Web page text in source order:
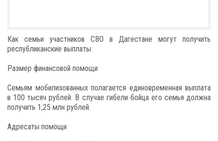
Как семьи участников СВО в Дагестане могут получить
республиканские выплаты
Размер финансовой помощи
Семьям мобилизованных полагается единовременная выплата
в 100 тысяч рублей. В случае гибели бойца его семья должна
получить 1,25 млн рублей.
Адресаты помощи